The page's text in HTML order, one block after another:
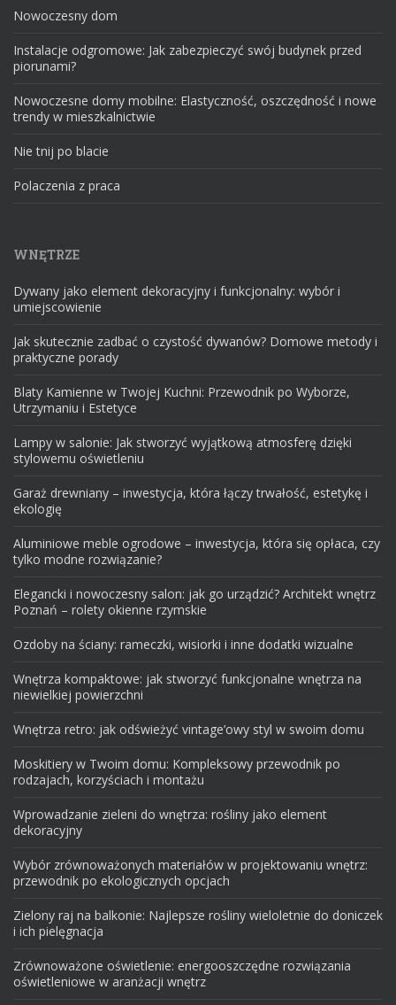
Nowoczesny dom
Instalacje odgromowe: Jak zabezpieczyć swój budynek przed
piorunami?
Nowoczesne domy mobilne: Elastyczność, oszczędność i nowe
trendy w mieszkalnictwie
Nie tnij po blacie
Polaczenia z praca
WNĘTRZE
Dywany jako element dekoracyjny i funkcjonalny: wybór i
umiejscowienie
Jak skutecznie zadbać o czystość dywanów? Domowe metody i
praktyczne porady
Blaty Kamienne w Twojej Kuchni: Przewodnik po Wyborze,
Utrzymaniu i Estetyce
Lampy w salonie: Jak stworzyć wyjątkową atmosferę dzięki
stylowemu oświetleniu
Garaż drewniany – inwestycja, która łączy trwałość, estetykę i
ekologię
Aluminiowe meble ogrodowe – inwestycja, która się opłaca, czy
tylko modne rozwiązanie?
Elegancki i nowoczesny salon: jak go urządzić? Architekt wnętrz
Poznań – rolety okienne rzymskie
Ozdoby na ściany: rameczki, wisiorki i inne dodatki wizualne
Wnętrza kompaktowe: jak stworzyć funkcjonalne wnętrza na
niewielkiej powierzchni
Wnętrza retro: jak odświeżyć vintage’owy styl w swoim domu
Moskitiery w Twoim domu: Kompleksowy przewodnik po
rodzajach, korzyściach i montażu
Wprowadzanie zieleni do wnętrza: rośliny jako element
dekoracyjny
Wybór zrównoważonych materiałów w projektowaniu wnętrz:
przewodnik po ekologicznych opcjach
Zielony raj na balkonie: Najlepsze rośliny wieloletnie do doniczek
i ich pielęgnacja
Zrównoważone oświetlenie: energooszczędne rozwiązania
oświetleniowe w aranżacji wnętrz